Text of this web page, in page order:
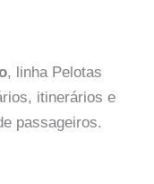
, linha Pelotas
itinerários e
passageiros.